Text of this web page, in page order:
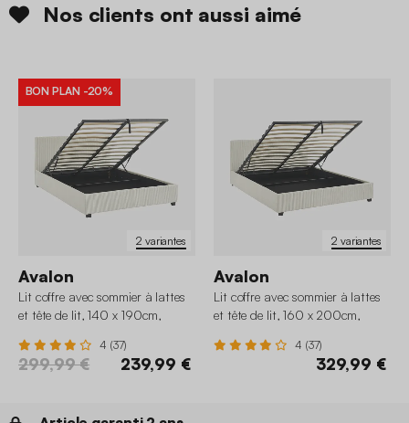
Nos clients ont aussi aimé
2 variantes
BON PLAN -20%
Avalon
Lit coffre avec sommier à lattes
et tête de lit, 140 x 190cm,
4 (37)
299,99 € 239,99 €
2 variantes
Avalon
Lit coffre avec sommier à lattes
et tête de lit, 160 x 200cm,
4 (37)
329,99 €